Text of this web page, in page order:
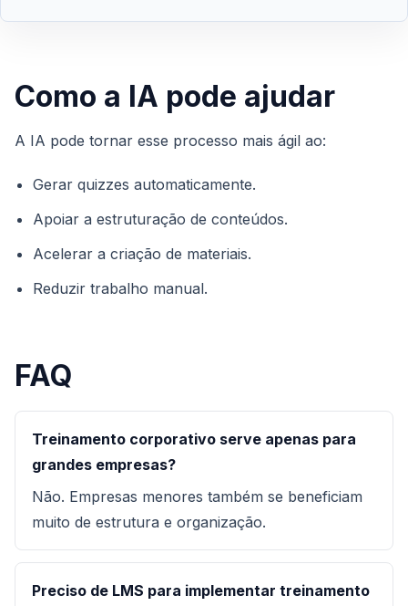
Como a IA pode ajudar
A IA pode tornar esse processo mais ágil ao:
Gerar quizzes automaticamente.
Apoiar a estruturação de conteúdos.
Acelerar a criação de materiais.
Reduzir trabalho manual.
FAQ
Treinamento corporativo serve apenas para
grandes empresas?
Não. Empresas menores também se beneficiam
muito de estrutura e organização.
Preciso de LMS para implementar treinamento